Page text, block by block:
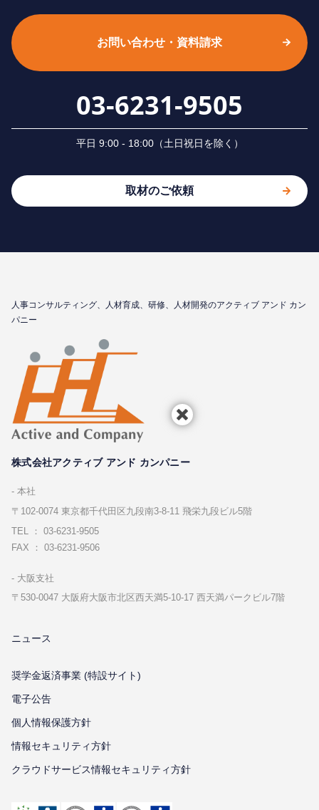
お問い合わせ・資料請求
03-6231-9505
平⽇ 9:00 - 18:00（⼟⽇祝⽇を除く）
取材のご依頼
⼈事コンサルティング、⼈材育成、研修、⼈材開発のアクティブ アンド カン
パニー
株式会社アクティブ アンド カンパニー
本社
〒102-0074 東京都千代⽥区九段南3-8-11 飛栄九段ビル5階
TEL ： 03-6231-9505
FAX ： 03-6231-9506
⼤阪⽀社
〒530-0047 ⼤阪府⼤阪市北区⻄天満5-10-17 ⻄天満パークビル7階
ニュース
奨学金返済事業 (特設サイト)
電子公告
個⼈情報保護⽅針
情報セキュリティ⽅針
クラウドサービス情報セキュリティ方針